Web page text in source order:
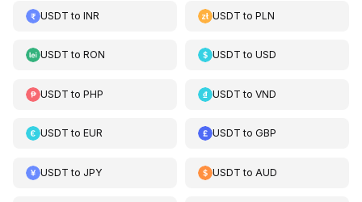
USDT to INR USDT toPLN
USDT to RON USDT toUSD
USDT to PHP USDT toVND
USDT to EUR USDT toGBP
USDT to JPY USDT to AUD